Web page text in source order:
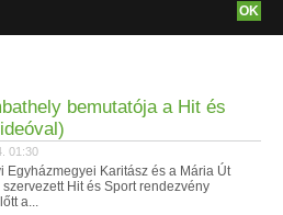
bemutatója a Hit és
01:30
Egyházmegyei Karitász és a Mária Út
Hit és Sport rendezvény
a...